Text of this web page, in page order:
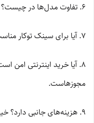
۶. تفاوت مدل‌ها در چیست؟ در متریال بدنه و نوع شلنگ.
۷. آیا برای سینک توکار مناسب است؟ بله، کاملاً سازگار است.
۸. آیا خرید اینترنتی امن
مجوزهاست.
۹. هزینه‌های جانبی دارد؟